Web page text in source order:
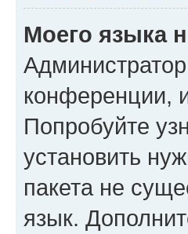
Моего языка
конференции,
Попробуйте
установить
пакета не
язык.